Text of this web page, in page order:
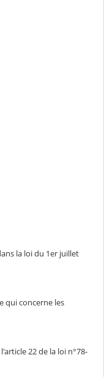
la loi du 1er juillet
qui concerne les
22 de la loi n°78-